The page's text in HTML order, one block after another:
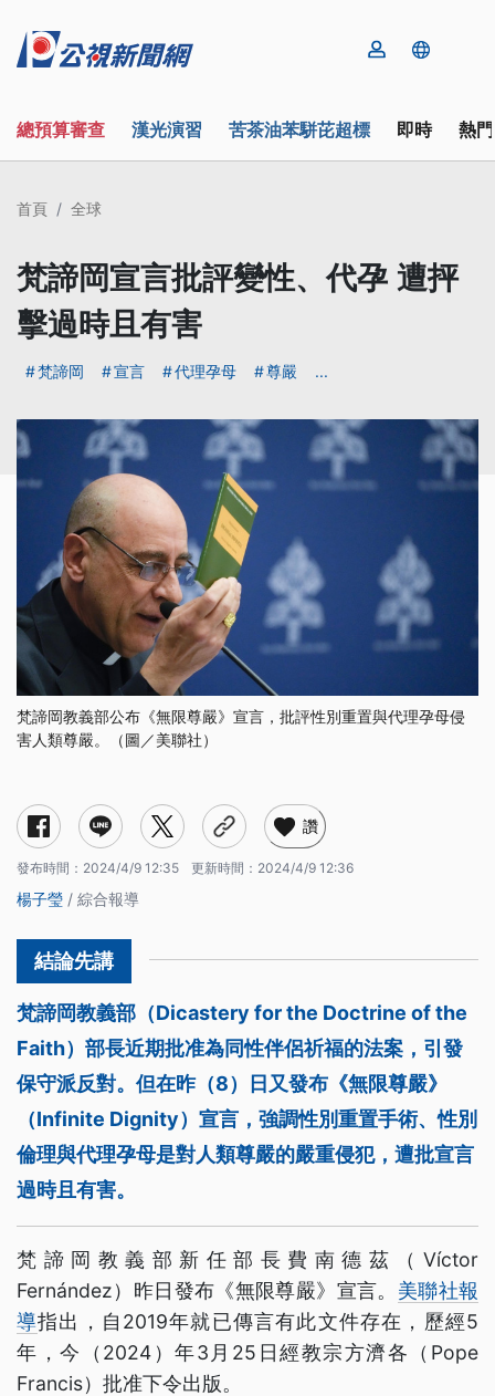
總預算審查 漢光演習 苦茶油苯駢芘超標 即時 熱
首頁 全球
梵諦岡宣言批評變性、代孕 遭抨
擊過時且有害
梵諦岡 宣言 代理孕母 尊嚴 ...
梵諦岡教義部公布《無限尊嚴》宣言，批評性別重置與代理孕母侵
害人類尊嚴。（圖／美聯社）
讚
發布時間： 2024/4/9 12:35 更新時間： 2024/4/9 12:36
楊子瑩 / 綜合報導
梵諦岡教義部（Dicastery for the Doctrine of the
Faith）部長近期批准為同性伴侶祈福的法案，引發
保守派反對。但在昨（8）日又發布《無限尊嚴》
（Infinite Dignity）宣言，強調性別重置手術、性別
倫理與代理孕母是對人類尊嚴的嚴重侵犯，遭批宣言
過時且有害。
梵諦岡教義部新任部長費南德茲（Víctor
Fernández）昨日發布《無限尊嚴》宣言。 美聯社報
導指出，自2019年就已傳言有此文件存在，歷經5
年，今（2024）年3月25日經教宗方濟各（Pope
Francis）批准下令出版。